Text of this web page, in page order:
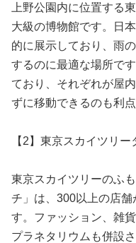
上野公園内に位置する
大級の博物館です。日
的に展示しており、雨
するのに最適な場所で
ており、それぞれが屋
ずに移動できるのも利点
【2】東京スカイツリー
東京スカイツリーのふ
チ」は、300以上の店
す。ファッション、雑
プラネタリウムも併設